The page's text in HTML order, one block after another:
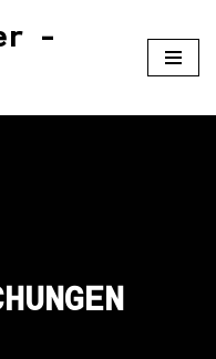
-